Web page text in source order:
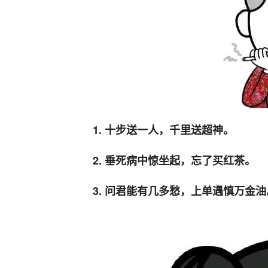
1. 十步送一人，千里送超神。
2. 垂死病中惊坐起，忘了买红茶。
3. 问君能有几多愁，上单遇慎万金